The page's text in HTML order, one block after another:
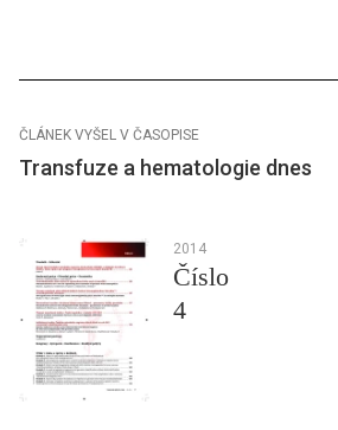
ČLÁNEK VYŠEL V ČASOPISE
Transfuze a hematologie dnes
2014
Číslo
4